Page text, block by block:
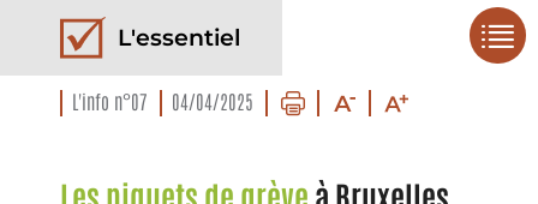
L'essentiel
L'info n°07 04/04/2025
Les piquets de grève à Bruxelles